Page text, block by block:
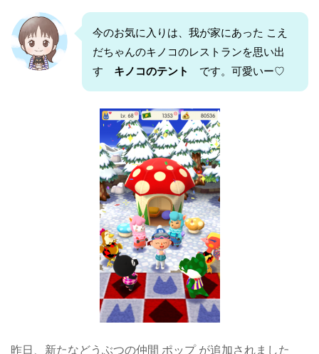
今のお気に入りは、我が家にあった こえ
だちゃんのキノコのレストランを思い出
す キノコのテント です。可愛いー♡
昨日、新たなどうぶつの仲間 ポップ が追加されました